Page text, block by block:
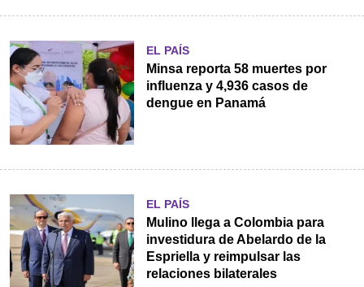
EL PAÍS
Minsa reporta 58 muertes por
influenza y 4,936 casos de
dengue en Panamá
EL PAÍS
Mulino llega a Colombia para
investidura de Abelardo de la
Espriella y reimpulsar las
relaciones bilaterales